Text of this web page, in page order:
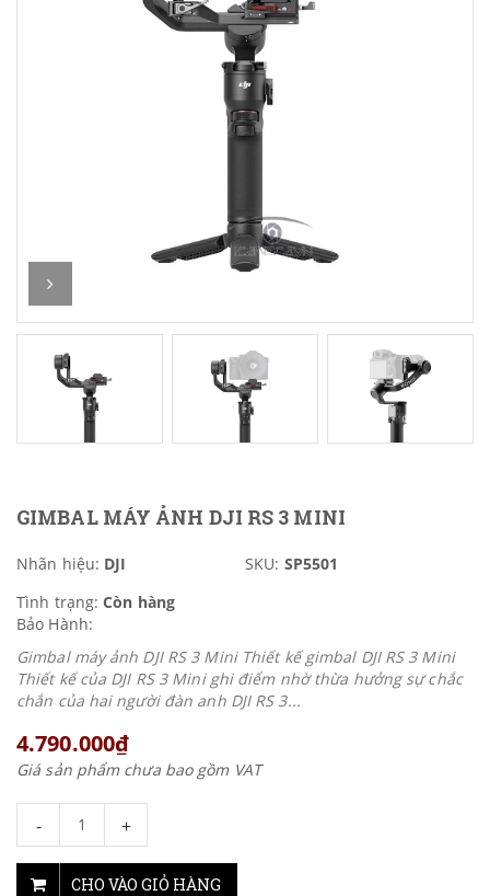
GIMBAL MÁY ẢNH DJI RS 3 MINI
Nhãn hiệu: DJI SKU: SP5501
Tình trạng: Còn hàng
Bảo Hành:
Gimbal máy ảnh DJI RS 3 Mini Thiết kế gimbal DJI RS 3 Mini
Thiết kế của DJI RS 3 Mini ghi điểm nhờ thừa hưởng sự chắc
chắn của hai người đàn anh DJI RS 3...
4.790.000₫
Giá sản phẩm chưa bao gồm VAT
- +
CHO VÀO GIỎ HÀNG